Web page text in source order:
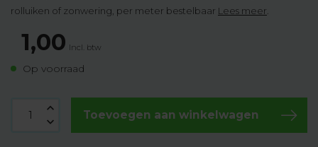
rolluiken of zonwering, per meter bestelbaar Lees meer
1,00 Incl. btw
Op voorraad
Toevoegen aan winkelwagen